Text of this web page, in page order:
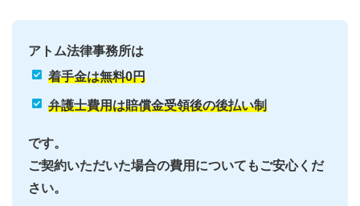
アトム法律事務所は
着手金は無料0円
弁護士費用は賠償金受領後の後払い制
です。
ご契約いただいた場合の費用についてもご安心くだ
さい。